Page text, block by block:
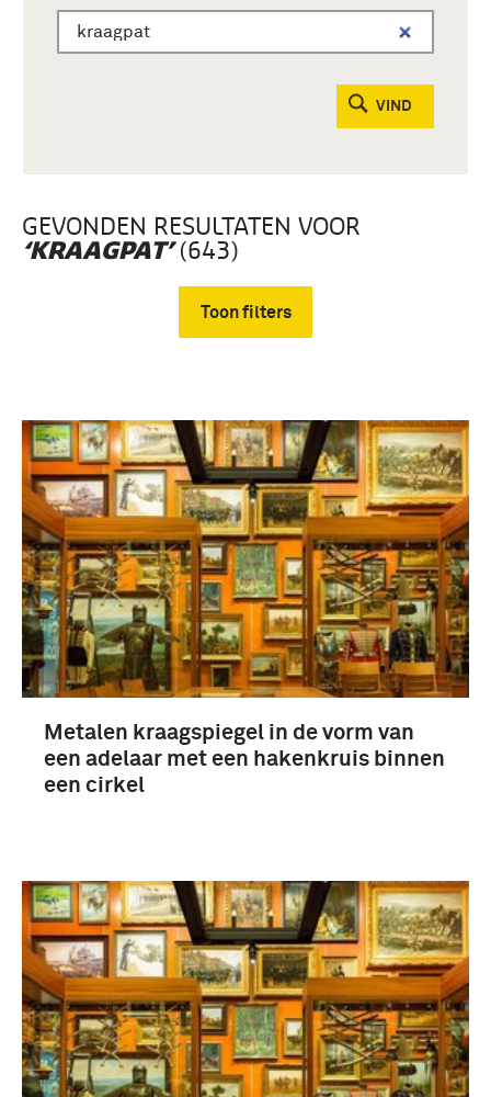
VIND
GEVONDEN RESULTATEN VOOR
‘KRAAGPAT’(643)
Toon filters
uniformen (185)
standmodellen (5)
infanterie (136)
majoor (49)
Meer
Nederland (450)
Nederlands-Indië (29)
Metalen kraagspiegel in de vorm van
een adelaar met een hakenkruis binnen
een cirkel